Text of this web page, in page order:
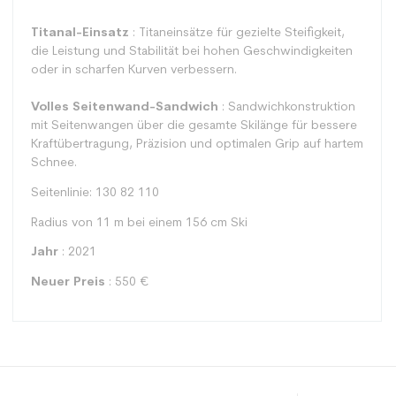
Titanal-Einsatz : Titaneinsätze für gezielte Steifigkeit,
die Leistung und Stabilität bei hohen Geschwindigkeiten
oder in scharfen Kurven verbessern.
Volles Seitenwand-Sandwich : Sandwichkonstruktion
mit Seitenwangen über die gesamte Skilänge für bessere
Kraftübertragung, Präzision und optimalen Grip auf hartem
Schnee.
Seitenlinie: 130 82 110
Radius von 11 m bei einem 156 cm Ski
Jahr : 2021
Neuer Preis : 550 €